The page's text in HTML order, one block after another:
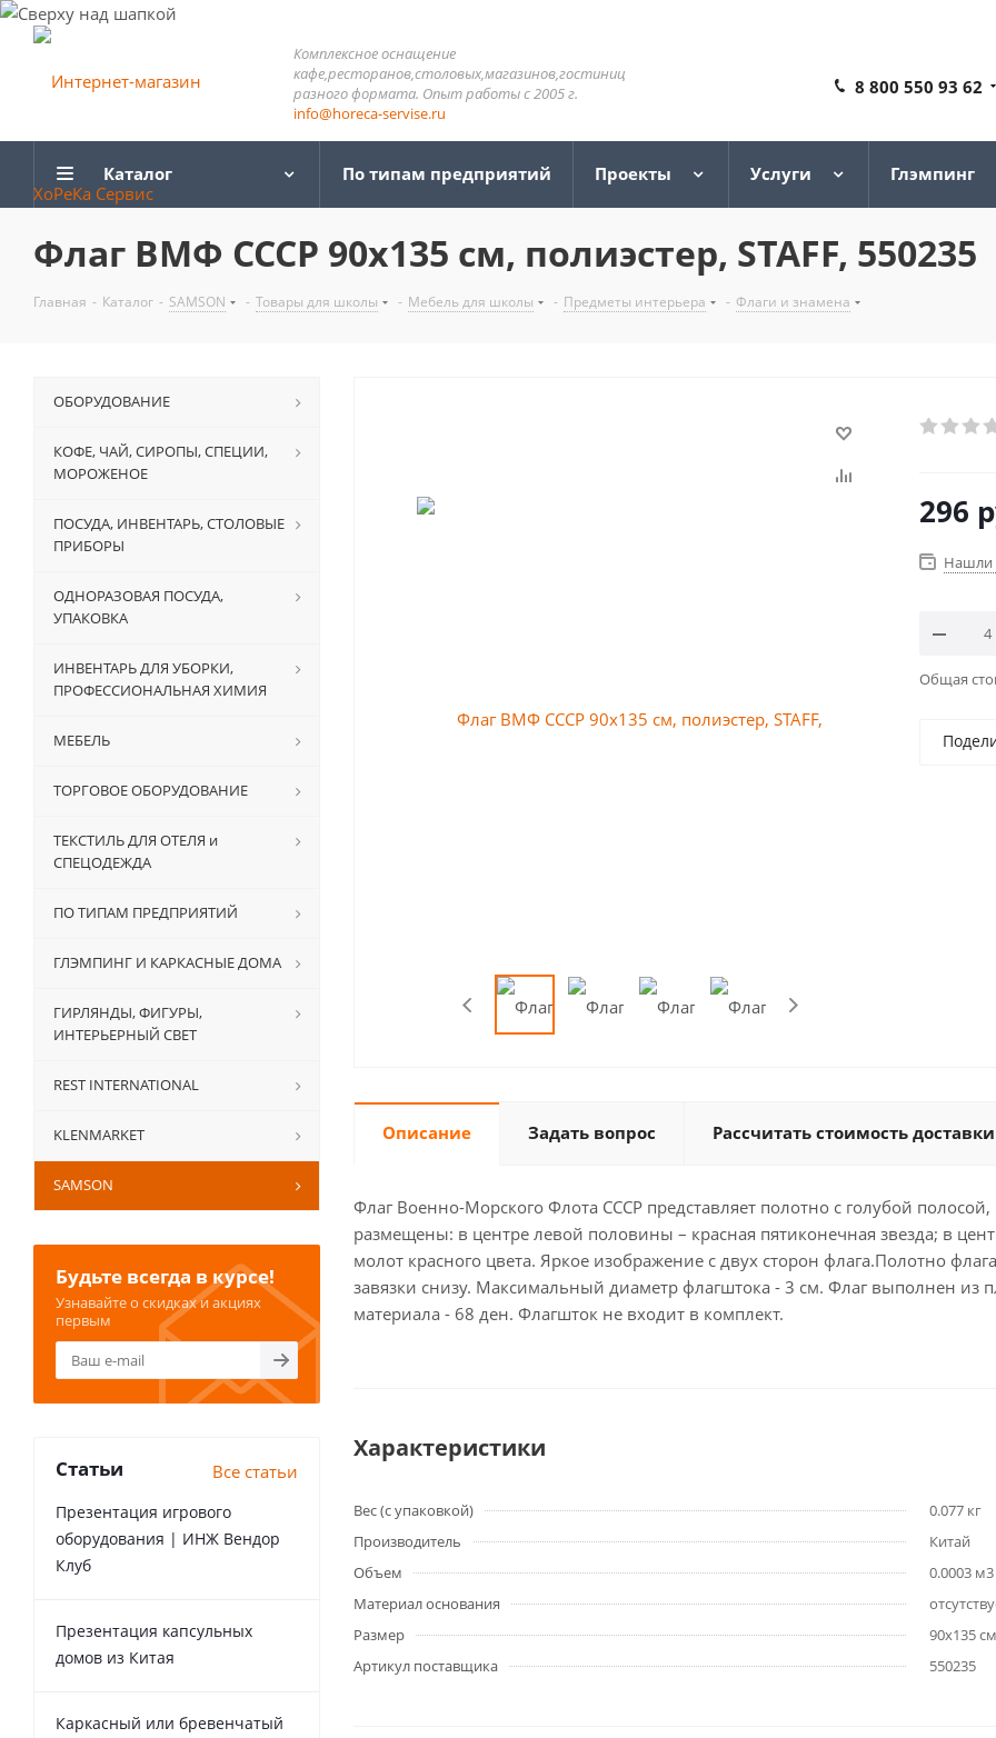
Комплексное оснащение
кафе,ресторанов,столовых,магазинов,гостиниц
разного формата. Опыт работы с 2005 г.
info@horeca-servise.ru
8 800 550 93 62
Каталог По типам предприятий Проекты Услуги Глэмпинг
Флаг ВМФ СССР 90х135 см, полиэстер, STAFF, 550235
Главная - Каталог - SAMSON - Товары для школы - Мебель для школы - Предметы интерьера - Флаги и знамена
296
Нашли
Общая
Описание Задать вопрос Рассчитать стоимость доставки
Флаг Военно-Морского Флота СССР представляет полотно с голубой
размещены: в центре левой половины – красная пятиконечная звезда; в
молот красного цвета. Яркое изображение с двух сторон флага.Полотно
завязки снизу. Максимальный диаметр флагштока - 3 см. Флаг выполнен из
материала - 68 ден. Флагшток не входит в комплект.
Характеристики
Вес (с упаковкой)
0.077 кг
Производитель
Китай
Объем
0.0003 м3
Материал основания
Размер
90х135 см
Артикул поставщика
550235
ОБОРУДОВАНИЕ
КОФЕ, ЧАЙ, СИРОПЫ, СПЕЦИИ,
МОРОЖЕНОЕ
ПОСУДА, ИНВЕНТАРЬ, СТОЛОВЫЕ
ПРИБОРЫ
ОДНОРАЗОВАЯ ПОСУДА,
УПАКОВКА
ИНВЕНТАРЬ ДЛЯ УБОРКИ,
ПРОФЕССИОНАЛЬНАЯ ХИМИЯ
МЕБЕЛЬ
ТОРГОВОЕ ОБОРУДОВАНИЕ
ТЕКСТИЛЬ ДЛЯ ОТЕЛЯ и
СПЕЦОДЕЖДА
ПО ТИПАМ ПРЕДПРИЯТИЙ
ГЛЭМПИНГ И КАРКАСНЫЕ ДОМА
ГИРЛЯНДЫ, ФИГУРЫ,
ИНТЕРЬЕРНЫЙ СВЕТ
REST INTERNATIONAL
KLENMARKET
SAMSON
Будьте всегда в курсе!
Узнавайте о скидках и акциях
первым
Статьи Все статьи
Презентация игрового
оборудования | ИНЖ Вендор
Клуб
Презентация капсульных
домов из Китая
Каркасный или бревенчатый